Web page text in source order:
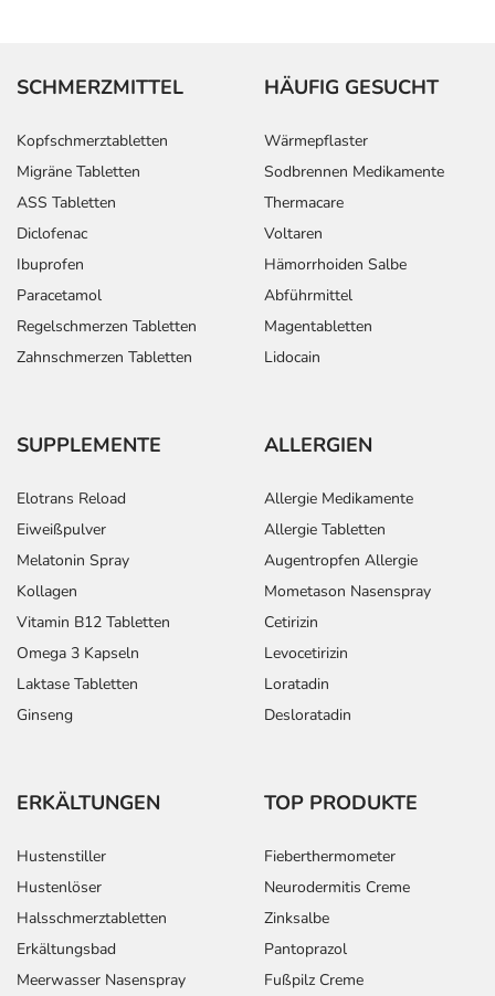
SCHMERZMITTEL
Kopfschmerztabletten
Migräne Tabletten
ASS Tabletten
Diclofenac
Ibuprofen
Paracetamol
Regelschmerzen Tabletten
Zahnschmerzen Tabletten
HÄUFIG GESUCHT
Wärmepflaster
Sodbrennen Medikamente
Thermacare
Voltaren
Hämorrhoiden Salbe
Abführmittel
Magentabletten
Lidocain
SUPPLEMENTE
Elotrans Reload
Eiweißpulver
Melatonin Spray
Kollagen
Vitamin B12 Tabletten
Omega 3 Kapseln
Laktase Tabletten
Ginseng
ALLERGIEN
Allergie Medikamente
Allergie Tabletten
Augentropfen Allergie
Mometason Nasenspray
Cetirizin
Levocetirizin
Loratadin
Desloratadin
ERKÄLTUNGEN
Hustenstiller
Hustenlöser
Halsschmerztabletten
Erkältungsbad
Meerwasser Nasenspray
TOP PRODUKTE
Fieberthermometer
Neurodermitis Creme
Zinksalbe
Pantoprazol
Fußpilz Creme